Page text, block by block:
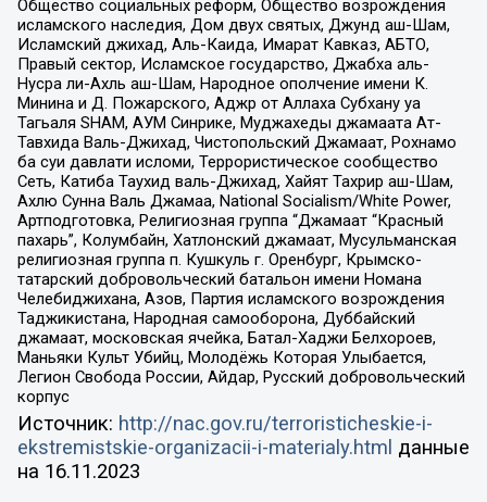
Общество социальных реформ, Общество возрождения
исламского наследия, Дом двух святых, Джунд аш-Шам,
Исламский джихад, Аль-Каида, Имарат Кавказ, АБТО,
Правый сектор, Исламское государство, Джабха аль-
Нусра ли-Ахль аш-Шам, Народное ополчение имени К.
Минина и Д. Пожарского, Аджр от Аллаха Субхану уа
Тагьаля SHAM, АУМ Синрике, Муджахеды джамаата Ат-
Тавхида Валь-Джихад, Чистопольский Джамаат, Рохнамо
ба суи давлати исломи, Террористическое сообщество
Сеть, Катиба Таухид валь-Джихад, Хайят Тахрир аш-Шам,
Ахлю Сунна Валь Джамаа, National Socialism/White Power,
Артподготовка, Религиозная группа “Джамаат “Красный
пахарь”, Колумбайн, Хатлонский джамаат, Мусульманская
религиозная группа п. Кушкуль г. Оренбург, Крымско-
татарский добровольческий батальон имени Номана
Челебиджихана, Азов, Партия исламского возрождения
Таджикистана, Народная самооборона, Дуббайский
джамаат, московская ячейка, Батал-Хаджи Белхороев,
Маньяки Культ Убийц, Молодёжь Которая Улыбается,
Легион Свобода России, Айдар, Русский добровольческий
корпус
Источник: http://nac.gov.ru/terroristicheskie-i-
ekstremistskie-organizacii-i-materialy.html данные
на 16.11.2023